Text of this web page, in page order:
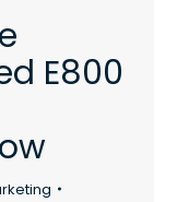
E800